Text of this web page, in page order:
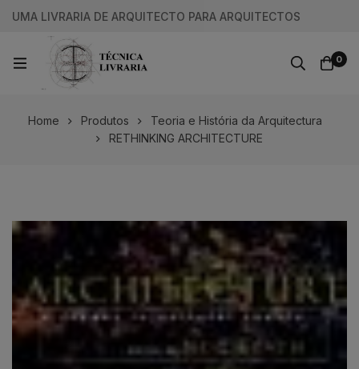
UMA LIVRARIA DE ARQUITECTO PARA ARQUITECTOS
0
Home Produtos
Teoria e História da Arquitectura
RETHINKING ARCHITECTURE